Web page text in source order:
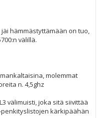
hämmästyttämään on tuo,
välillä.
molemmat
n. 4,5ghz
välimuisti, joka sitä siivittää
kärkipäähän